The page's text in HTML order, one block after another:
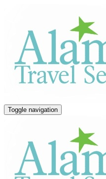
Toggle navigation